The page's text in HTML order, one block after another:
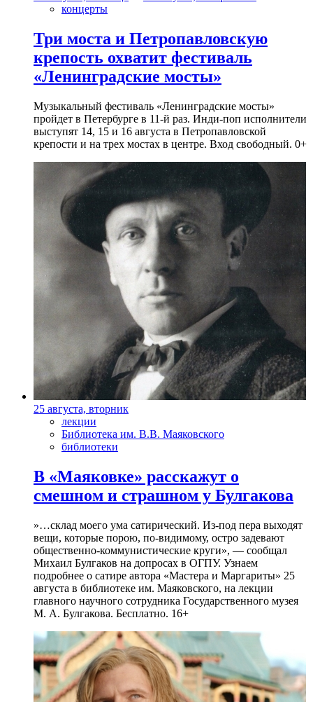
концерты
Три моста и Петропавловскую
крепость охватит фестиваль
«Ленинградские мосты»
Музыкальный фестиваль «Ленинградские мосты»
пройдет в Петербурге в 11-й раз. Инди-поп исполнители
выступят 14, 15 и 16 августа в Петропавловской
крепости и на трех мостах в центре. Вход свободный. 0+
25 августа, вторник
лекции
Библиотека им. В.В. Маяковского
библиотеки
В «Маяковке» расскажут о
смешном и страшном у Булгакова
»…склад моего ума сатирический. Из-под пера выходят
вещи, которые порою, по-видимому, остро задевают
общественно-коммунистические круги», — сообщал
Михаил Булгаков на допросах в ОГПУ. Узнаем
подробнее о сатире автора «Мастера и Маргариты» 25
августа в библиотеке им. Маяковского, на лекции
главного научного сотрудника Государственного музея
М. А. Булгакова. Бесплатно. 16+